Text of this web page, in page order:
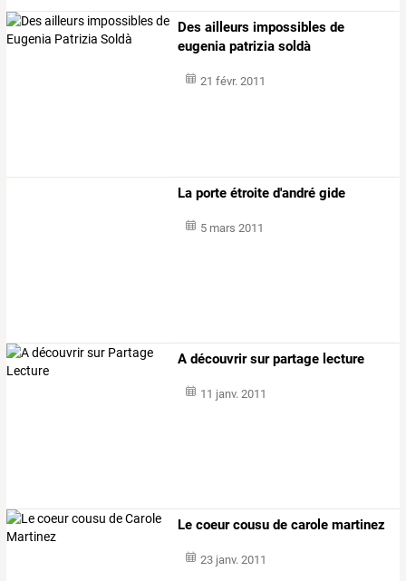
Des ailleurs impossibles de
eugenia patrizia soldà
21 févr. 2011
La porte étroite d'andré gide
5 mars 2011
A découvrir sur partage lecture
11 janv. 2011
Le coeur cousu de carole martinez
23 janv. 2011